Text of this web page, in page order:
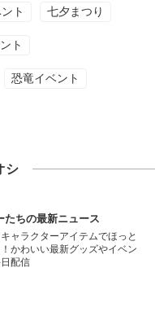
ト 七夕まつり
ト
恐竜イベント
シ
たちの最新ニュース
ャラクターアイテムでほっと
かわいい最新グッズやイベン
配信